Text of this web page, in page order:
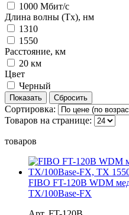
1000 Мбит/с
Длина волны (Tx), нм
1310
1550
Расстояние, км
20 км
Цвет
Черный
Сортировка:
Товаров на странице:
товаров
FIBO FT-120B WDM
TX/100Base-FX